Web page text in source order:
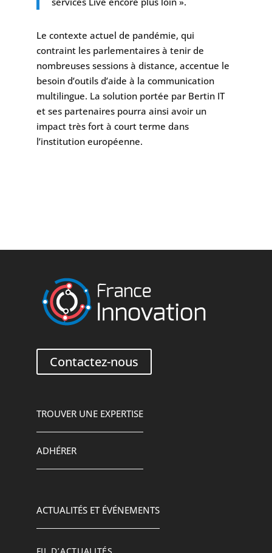
Le contexte actuel de pandémie, qui
contraint les parlementaires à tenir de
nombreuses sessions à distance, accentue le
besoin d’outils d’aide à la communication
multilingue. La solution portée par Bertin IT
et ses partenaires pourra ainsi avoir un
impact très fort à court terme dans
l’institution européenne.
Contactez-nous
TROUVER UNE EXPERTISE
ADHÉRER
ACTUALITÉS ET ÉVÉNEMENTS